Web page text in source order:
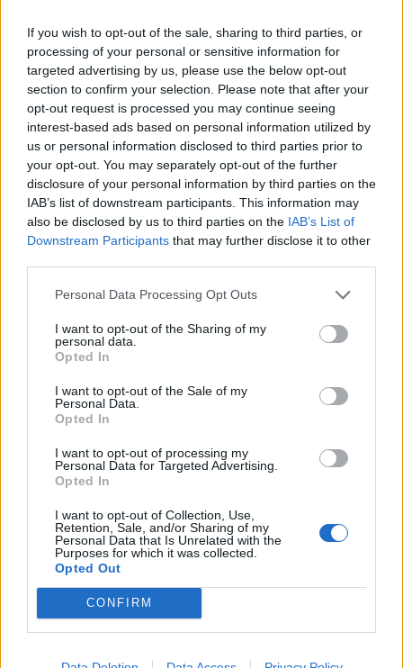
If you wish to opt-out of the sale, sharing to third parties, or
processing of your personal or sensitive information for
targeted advertising by us, please use the below opt-out
section to confirm your selection. Please note that after your
opt-out request is processed you may continue seeing
interest-based ads based on personal information utilized by
us or personal information disclosed to third parties prior to
your opt-out. You may separately opt-out of the further
disclosure of your personal information by third parties on the
IAB’s list of downstream participants. This information may
also be disclosed by us to third parties on the IAB’s List of
Downstream Participants that may further disclose it to other
Personal Data Processing Opt Outs
I want to opt-out of the Sharing of my
personal data.
Opted In
I want to opt-out of the Sale of my
Personal Data.
Opted In
I want to opt-out of processing my
Personal Data for Targeted Advertising.
Opted In
I want to opt-out of Collection, Use,
Retention, Sale, and/or Sharing of my
Personal Data that Is Unrelated with the
Purposes for which it was collected.
Opted Out
CONFIRM
Kriminalai 2022-07-05 16:29
Kreivarankiai vagys: teks pirkti ne tik
"Lexus" katalizatorių, bet ir dažyti mašiną
Kriminalai